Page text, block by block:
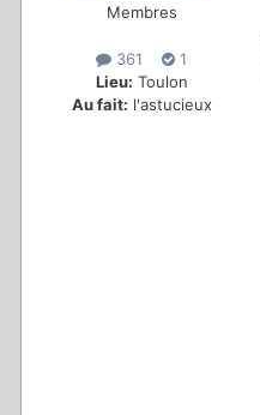
Membres
361
1
Lieu: Toulon
Au fait: l'astucieux